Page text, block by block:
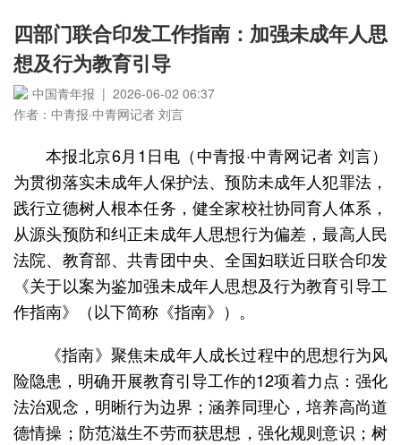
四部门联合印发工作指南：加强未成年人思
想及行为教育引导
中国青年报 | 2026-06-02 06:37
作者：中青报·中青网记者 刘言
本报北京6月1日电（中青报·中青网记者 刘言）
为贯彻落实未成年人保护法、预防未成年人犯罪法，
践行立德树人根本任务，健全家校社协同育人体系，
从源头预防和纠正未成年人思想行为偏差，最高人民
法院、教育部、共青团中央、全国妇联近日联合印发
《关于以案为鉴加强未成年人思想及行为教育引导工
作指南》（以下简称《指南》）。
《指南》聚焦未成年人成长过程中的思想行为风
险隐患，明确开展教育引导工作的12项着力点：强化
法治观念，明晰行为边界；涵养同理心，培养高尚道
德情操；防范滋生不劳而获思想，强化规则意识；树